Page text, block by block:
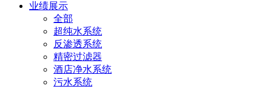
业绩展示
全部
超纯水系统
反渗透系统
精密过滤器
酒店净水系统
污水系统